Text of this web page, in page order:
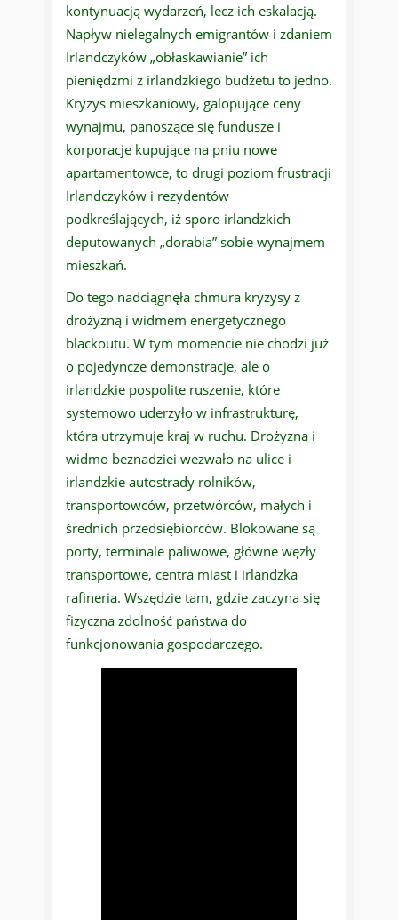
kontynuacją wydarzeń, lecz ich eskalacją.
Napływ nielegalnych emigrantów i zdaniem
Irlandczyków „obłaskawianie” ich
pieniędzmi z irlandzkiego budżetu to jedno.
Kryzys mieszkaniowy, galopujące ceny
wynajmu, panoszące się fundusze i
korporacje kupujące na pniu nowe
apartamentowce, to drugi poziom frustracji
Irlandczyków i rezydentów
podkreślających, iż sporo irlandzkich
deputowanych „dorabia” sobie wynajmem
mieszkań.
Do tego nadciągnęła chmura kryzysy z
drożyzną i widmem energetycznego
blackoutu. W tym momencie nie chodzi już
o pojedyncze demonstracje, ale o
irlandzkie pospolite ruszenie, które
systemowo uderzyło w infrastrukturę,
która utrzymuje kraj w ruchu. Drożyzna i
widmo beznadziei wezwało na ulice i
irlandzkie autostrady rolników,
transportowców, przetwórców, małych i
średnich przedsiębiorców. Blokowane są
porty, terminale paliwowe, główne węzły
transportowe, centra miast i irlandzka
rafineria. Wszędzie tam, gdzie zaczyna się
fizyczna zdolność państwa do
funkcjonowania gospodarczego.